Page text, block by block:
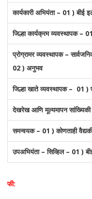
कार्यकारी अभियंता – 01 )
जिल्हा कार्यक्रम व्यवस्थापक –
प्रोग्रामर व्यवस्थापक –
02 ) अनुभव
जिल्हा खाते व्यवस्थापक – 01 )
देखरेख आणि मूल्यमापन
समन्वयक – 01 ) कोणताही
उपअभियंता – सिव्हिल – 01 )
फी: